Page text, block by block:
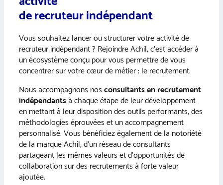
de recruteur indépendant
Vous souhaitez lancer ou structurer votre activité de
recruteur indépendant ? Rejoindre Achil, c’est accéder à
un écosystème conçu pour vous permettre de vous
concentrer sur votre cœur de métier : le recrutement.
Nous accompagnons nosconsultants en recrutement
indépendantsà chaque étape de leur développement
en mettant à leur disposition des outils performants, des
méthodologies éprouvées et un accompagnement
personnalisé. Vous bénéficiez également de la notoriété
de la marque Achil, d’un réseau de consultants
partageant les mêmes valeurs et d’opportunités de
collaboration sur des recrutements à forte valeur
ajoutée.